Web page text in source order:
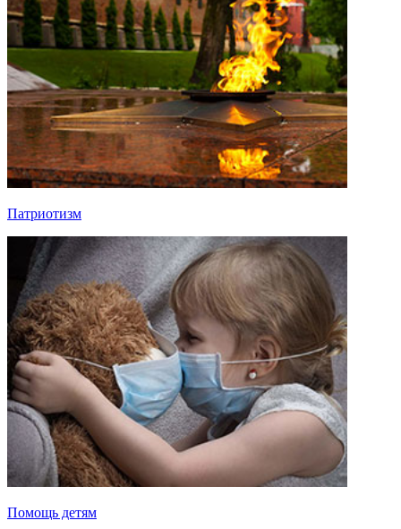
Патриотизм
Помощь детям